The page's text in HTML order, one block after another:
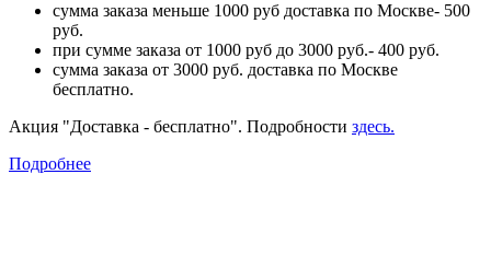
сумма заказа меньше 1000 руб доставка по Москве- 500
руб.
при сумме заказа от 1000 руб до 3000 руб.- 400 руб.
сумма заказа от 3000 руб. доставка по Москве
бесплатно.
Акция "Доставка - бесплатно". Подробности здесь.
Подробнее